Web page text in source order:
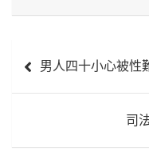
章
男人四十小心被性
司